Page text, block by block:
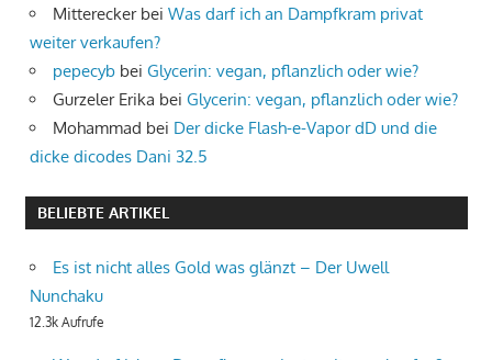
Mittereckerbei Was darf ich an Dampfkram privat
weiter verkaufen?
pepecyb bei Glycerin: vegan, pflanzlich oder wie?
Gurzeler Erika bei Glycerin: vegan, pflanzlich oder wie?
Mohammad bei Der dicke Flash-e-Vapor dD und die
dicke dicodes Dani 32.5
BELIEBTE ARTIKEL
Es ist nicht alles Gold was glänzt – Der Uwell
Nunchaku
12.3k Aufrufe